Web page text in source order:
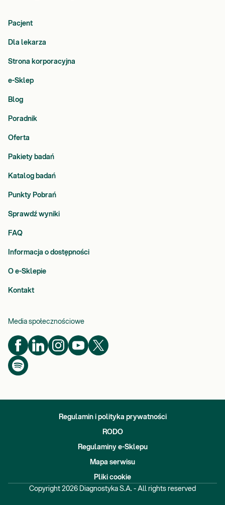
Pacjent
Dla lekarza
Strona korporacyjna
e-Sklep
Blog
Poradnik
Oferta
Pakiety badań
Katalog badań
Punkty Pobrań
Sprawdź wyniki
FAQ
Informacja o dostępności
O e-Sklepie
Kontakt
Media społecznościowe
Regulamin i polityka prywatności
RODO
Regulaminy e-Sklepu
Mapa serwisu
Pliki cookie
Copyright 2026 Diagnostyka S.A. - All rights reserved